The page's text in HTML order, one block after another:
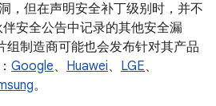
，但在声明安全补丁级别时，并不
安全公告中记录的其他安全漏
组制造商可能也会发布针对其产品
Google、 Huawei、 LGE、
。